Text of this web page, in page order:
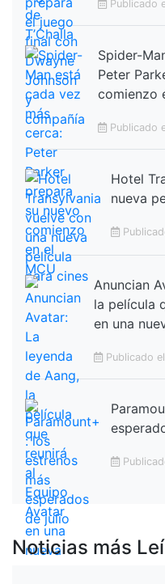
Publicado
Spider-
Peter
comienzo
Publicado
Hotel
nueva
Anuncian
la película
en una
Publicado
Noticias más